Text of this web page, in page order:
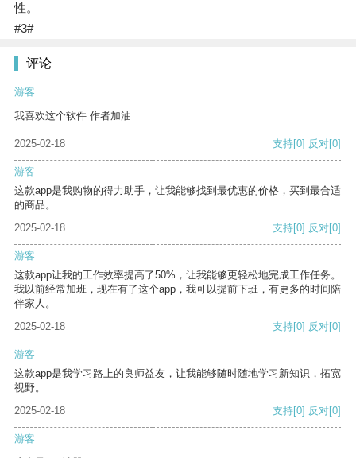
性。
#3#
评论
游客
我喜欢这个软件 作者加油
2025-02-18 支持[0] 反对[0]
游客
这款app是我购物的得力助手，让我能够找到最优惠的价格，买到最合适
的商品。
2025-02-18
支持[0] 反对[0]
游客
这款app让我的工作效率提高了50%，让我能够更轻松地完成工作任务。
我以前经常加班，现在有了这个app，我可以提前下班，有更多的时间陪
伴家人。
2025-02-18
支持[0] 反对[0]
游客
这款app是我学习路上的良师益友，让我能够随时随地学习新知识，拓宽
视野。
2025-02-18
支持[0] 反对[0]
游客